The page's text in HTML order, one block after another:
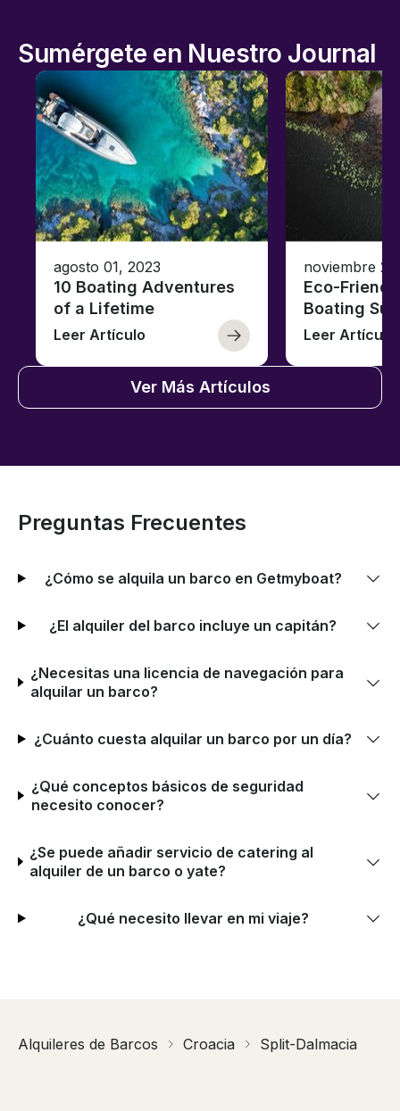
Sumérgete en Nuestro Journal
agosto 01, 2023
10 Boating Adventures
of a Lifetime
Leer Artículo
noviembre
Eco-
Boating
Leer Artículo
Ver Más Artículos
Preguntas Frecuentes
¿Cómo se alquila un barco en Getmyboat?
¿El alquiler del barco incluye un capitán?
¿Necesitas una licencia de navegación para
alquilar un barco?
¿Cuánto cuesta alquilar un barco por un día?
¿Qué conceptos básicos de seguridad
necesito conocer?
¿Se puede añadir servicio de catering al
alquiler de un barco o yate?
¿Qué necesito llevar en mi viaje?
Alquileres de Barcos Croacia Split-Dalmacia